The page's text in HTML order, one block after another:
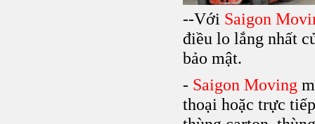
--Với Saigon
điều lo lắng nhất
bảo mật.
- Saigon Moving
thoại hoặc trực